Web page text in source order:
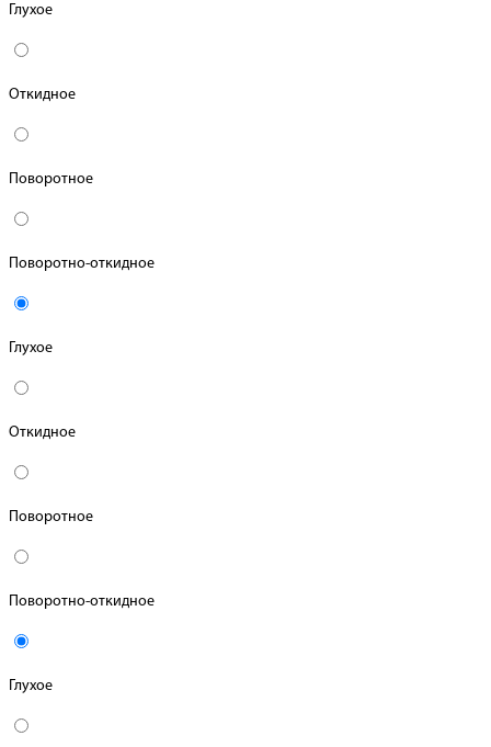
Глухое
Откидное
Поворотное
Поворотно-откидное
Глухое
Откидное
Поворотное
Поворотно-откидное
Глухое